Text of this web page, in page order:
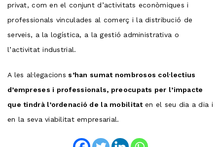
privat, com en el conjunt d’activitats econòmiques i
professionals vinculades al comerç i la distribució de
serveis, a la logística, a la gestió administrativa o
l’activitat industrial.
A les al·legacions s’han sumat nombrosos col·lectius
d’empreses i professionals, preocupats per l’impacte
que tindrà l’ordenació de la mobilitat en el seu dia a dia i
en la seva viabilitat empresarial.